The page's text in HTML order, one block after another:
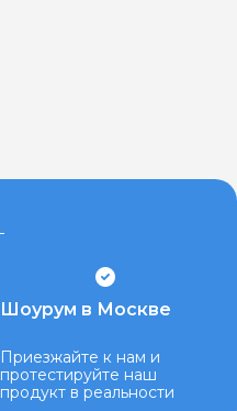
Шоурум в Москве
Приезжайте к нам и
протестируйте наш
продукт в реальности